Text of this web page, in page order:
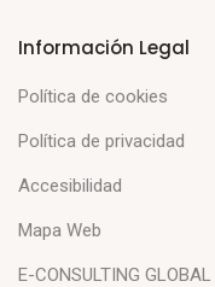
Información Legal
Política de cookies
Política de privacidad
Accesibilidad
Mapa Web
E-CONSULTING GLOBAL